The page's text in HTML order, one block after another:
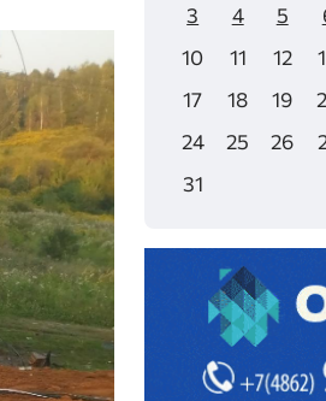
3
4 5
10
11 12
17
18 19
24
25 26
31